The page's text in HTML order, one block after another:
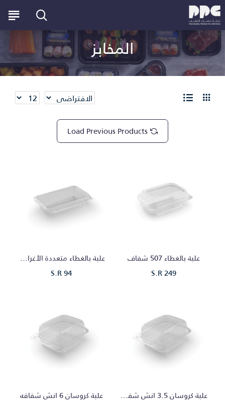
المخابز
Load Previous Products
علبة بالغطاء 507 شفاف
S.R 249
علبة بالغطاء متعددة الأغراض ٢١١ شفافة
S.R 94
علبة كروسان 3.5 انش شفاف
علبة كروسان 6 انش شفافه